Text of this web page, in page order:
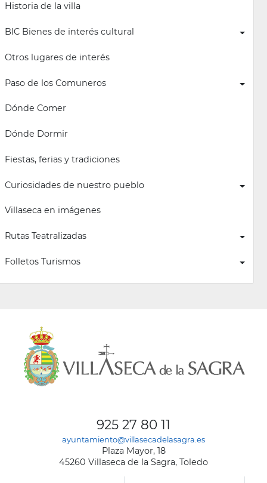
Historia de la villa
BIC Bienes de interés cultural
Otros lugares de interés
Paso de los Comuneros
Dónde Comer
Dónde Dormir
Fiestas, ferias y tradiciones
Curiosidades de nuestro pueblo
Villaseca en imágenes
Rutas Teatralizadas
Folletos Turismos
925 27 80 11
ayuntamiento@villasecadelasagra.es
Plaza Mayor, 18
45260 Villaseca de la Sagra, Toledo